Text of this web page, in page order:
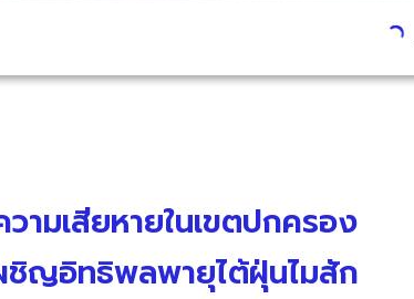
ามเสียหายในเขตปกครอง
ชิญอิทธิพลพายุไต้ฝุ่นไมสัก